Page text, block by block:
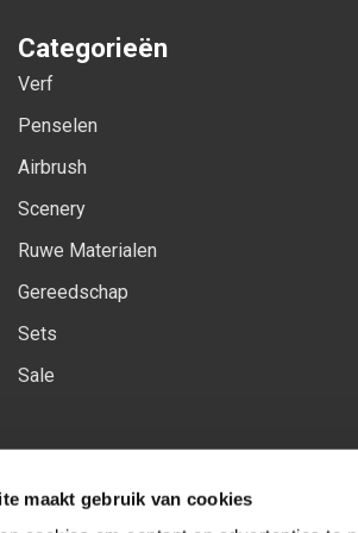
maakt gebruik van cookies
Categorieën
Verf
Penselen
Airbrush
Scenery
Ruwe Materialen
Gereedschap
Sets
Sale